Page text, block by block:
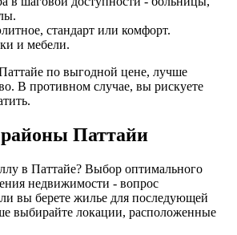
стандарт или комфорт.
и мебели.
по выгодной цене, лучше
В противном случае, вы рискуете
Паттайи
в Паттайе? Выбор оптимального
недвижимости - вопрос
вы берете жилье для последующей
выбирайте локации, расположенные